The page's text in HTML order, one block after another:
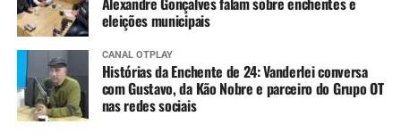
eleições municipais
CANAL OTPLAY
Histórias da Enchente de 24: Vanderlei conversa
com Gustavo, da Kão Nobre e parceiro do Grupo OT
nas redes sociais